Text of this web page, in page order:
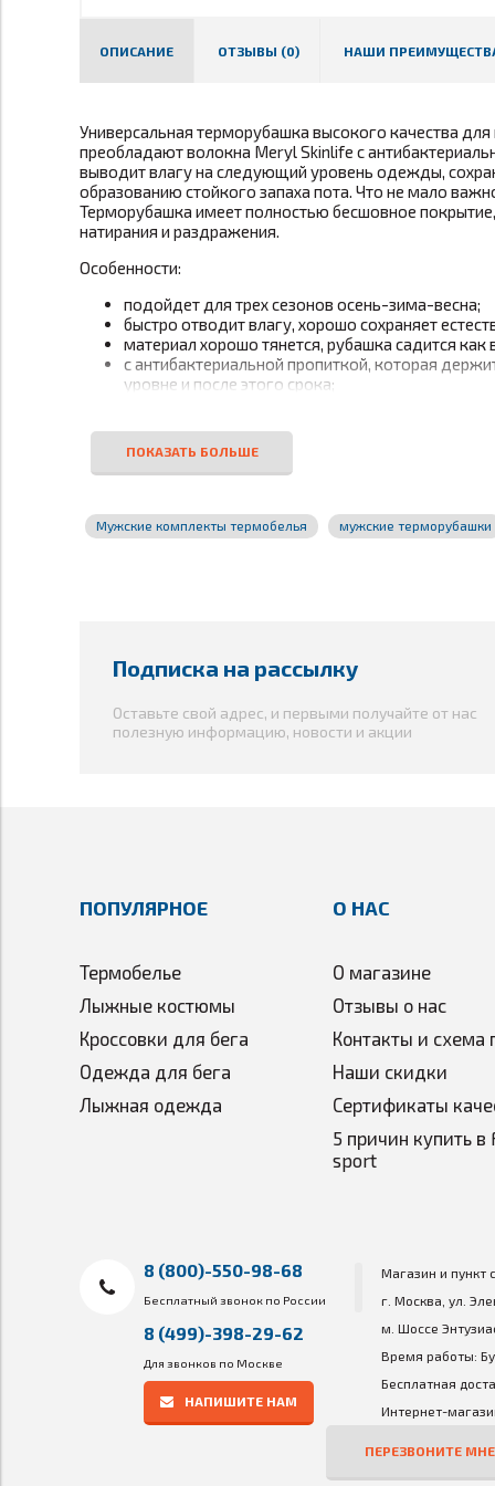
ОПИСАНИЕ ОТЗЫВЫ (0) НАШИ
Универсальная терморубашка высокого качества
преобладают волокна Meryl Skinlife с
выводит влагу на следующий уровень одежды,
образованию стойкого запаха пота. Что не мало
Терморубашка имеет полностью бесшовное
натирания и раздражения.
Особенности:
подойдет для трех сезонов осень-зима-весна;
быстро отводит влагу, хорошо сохраняет
материал хорошо тянется, рубашка садится как
с антибактериальной пропиткой, которая
уровне и после этого срока;
Подойдет для:
катания на лыжах;
катания на роллерах;
+10°С до -15°С в
Состав:волокна Skinlife 65%, полиамид 27%, эластан
Мужские комплекты термобелья мужские терморубашки
Подписка на рассылку
Оставьте свой адрес, и первыми получайте от нас
полезную информацию, новости и акции
ПОПУЛЯРНОЕ
Термобелье
Лыжные костюмы
Кроссовки для бега
Одежда для бега
Лыжная одежда
О НАС
О магазине
Отзывы о нас
Контакты и схема
Наши скидки
Сертификаты
5 причин купить в
sport
8 (800)-550-98-68
Бесплатный звонок по России
8 (499)-398-29-62
Для звонков по Москве
НАПИШИТЕ НАМ
Магазин и пункт
г. Москва, ул.
м. Шоссе
Время работы:
Бесплатная
Интернет-
ПЕРЕЗВОНИТЕ МНЕ